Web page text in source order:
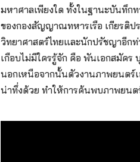
มหาศาลเพียงใด ทั้งในฐานะบันทึก
ของกองสัญญาณทหารเรือ เกียรติป
วิทยาศาสตร์ไทยและนักปรัชญาอีก
เกือบไม่มีใครรู้จัก คือ พันเอกสมัค
นอกเหนือจากนั้นตัวงานภาพยนตร์
น่าทึ่งด้วย ทำให้การค้นพบภาพยนต